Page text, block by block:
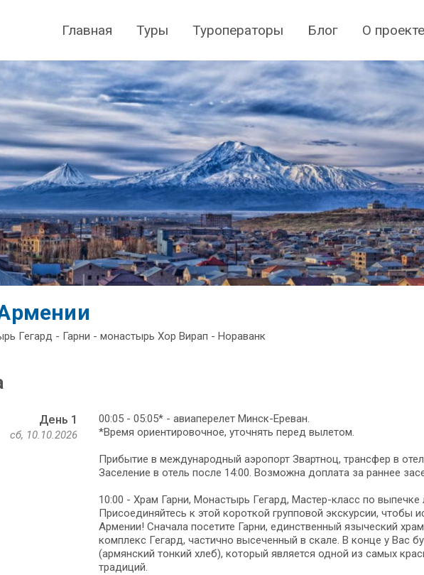
Главная Туры Туроператоры Блог О проекте
Гегард - Гарни - монастырь Хор Вирап - Нораванк
День 1
сб, 10.10.2026
00:05 - 05:05* - авиаперелет Минск-Ереван.
*Время ориентировочное, уточнять перед вылетом.
Прибытие в международный аэропорт Звартноц, трансфер в
Заселение в отель после 14:00. Возможна доплата за раннее
10:00 - Храм Гарни, Монастырь Гегард, Мастер-класс по
Присоединяйтесь к этой короткой групповой экскурсии,
Армении! Сначала посетите Гарни, единственный языческий
комплекс Гегард, частично высеченный в скале. В конце у Вас
(армянский тонкий хлеб), который является одной из самых
традиций.